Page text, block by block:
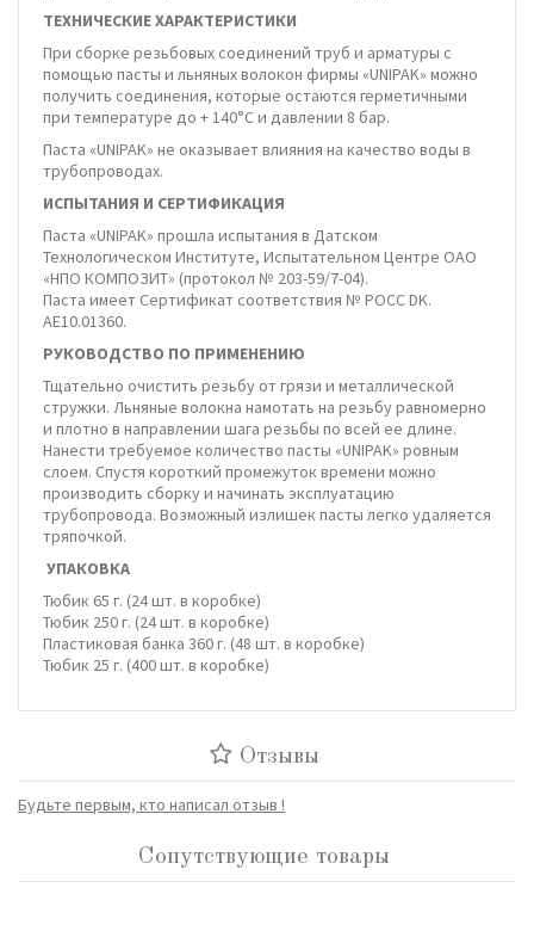
ТЕХНИЧЕСКИЕ ХАРАКТЕРИСТИКИ
При сборке резьбовых соединений труб и арматуры с
помощью пасты и льняных волокон фирмы «UNIPAK» можно
получить соединения, которые остаются герметичными
при температуре до + 140°С и давлении 8 бар.
Паста «UNIPAK» не оказывает влияния на качество воды в
трубопроводах.
ИСПЫТАНИЯ И СЕРТИФИКАЦИЯ
Паста «UNIPAK» прошла испытания в Датском
Технологическом Институте, Испытательном Центре ОАО
«НПО КОМПОЗИТ» (протокол № 203-59/7-04).
Паста имеет Сертификат соответствия № РОСС DK.
АЕ10.01360.
РУКОВОДСТВО ПО ПРИМЕНЕНИЮ
Тщательно очистить резьбу от грязи и металлической
стружки. Льняные волокна намотать на резьбу равномерно
и плотно в направлении шага резьбы по всей ее длине.
Нанести требуемое количество пасты «UNIPAK» ровным
слоем. Спустя короткий промежуток времени можно
производить сборку и начинать эксплуатацию
трубопровода. Возможный излишек пасты легко удаляется
тряпочкой.
УПАКОВКА
Тюбик 65 г. (24 шт. в коробке)
Тюбик 250 г. (24 шт. в коробке)
Пластиковая банка 360 г. (48 шт. в коробке)
Тюбик 25 г. (400 шт. в коробке)
Отзывы
Будьте первым, кто написал отзыв !
Сопутствующие товары